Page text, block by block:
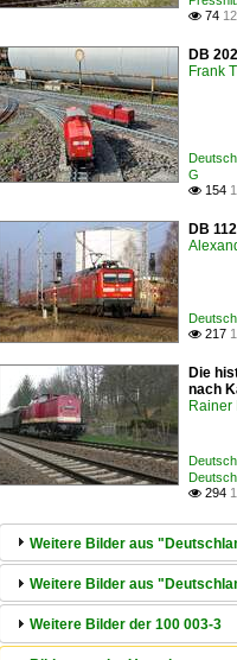
 74
DB
Frank
G
 154
DB
 217
Die
nach
Rainer
 294
Weitere Bilder aus
Weitere Bilder aus
Weitere Bilder der 100 003-3